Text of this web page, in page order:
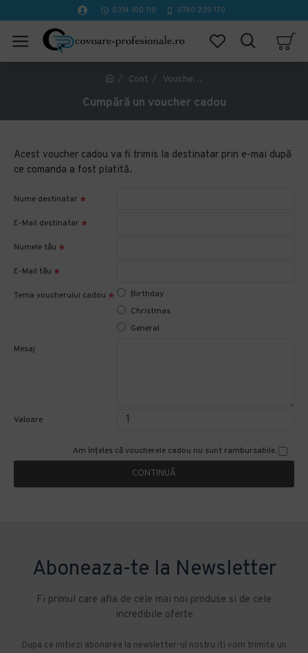
0314 100 110 0740 230 170
Cont Voucher cadou
Cumpără un voucher cadou
Acest voucher cadou va fi trimis la destinatar prin e-mai după
ce comanda a fost platită.
Nume destinatar
E-Mail destinatar
Numele tău
E-Mail tău
Tema voucherului cadou
Birthday
Christmas
General
Mesaj
Valoare
Am înţeles că voucherele cadou nu sunt rambursabile.
CONTINUĂ
Aboneaza-te la Newsletter
Fi primul care afla de cele mai noi produse si de cele
incredibile oferte
Dupa ce initiezi abonarea la newsletter-ul nostru iti vom trimite un